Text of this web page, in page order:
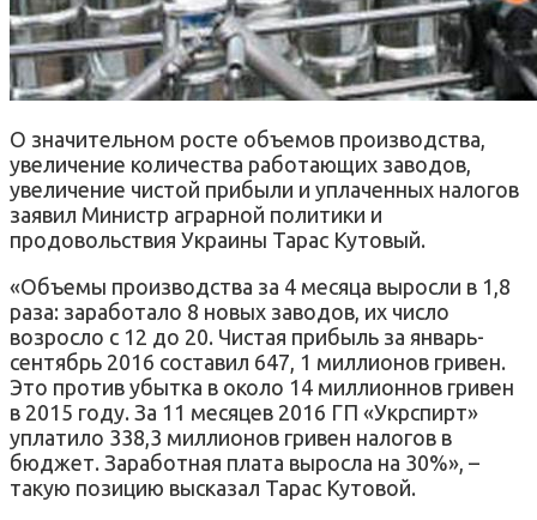
О значительном росте объемов производства,
увеличение количества работающих заводов,
увеличение чистой прибыли и уплаченных налогов
заявил Министр аграрной политики и
продовольствия Украины Тарас Кутовый.
«Объемы производства за 4 месяца выросли в 1,8
раза: заработало 8 новых заводов, их число
возросло с 12 до 20. Чистая прибыль за январь-
сентябрь 2016 составил 647, 1 миллионов гривен.
Это против убытка в около 14 миллионнов гривен
в 2015 году. За 11 месяцев 2016 ГП «Укрспирт»
уплатило 338,3 миллионов гривен налогов в
бюджет. Заработная плата выросла на 30%», –
такую ​​позицию высказал Тарас Кутовой.